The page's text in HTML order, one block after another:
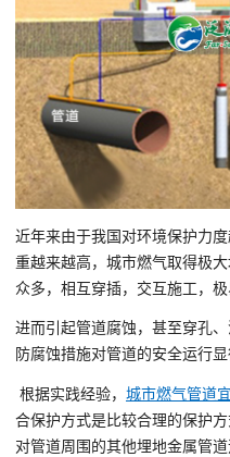
近年来由于我国对环境保护力
重越来越高，城市燃气取得极
众多，相互穿插，交互施工，
进而引起管道腐蚀，甚至穿孔
防腐蚀措施对管道的安全运行显
根据实践经验， 城市燃气管道
合保护方式是比较合理的保护
对管道周围的其他埋地金属管